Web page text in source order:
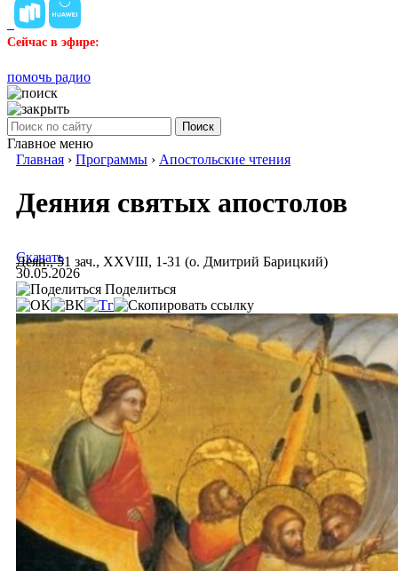
Сейчас в эфире:
помочь радио
Поиск
Главное меню
Главная › Программы › Апостольские чтения
Деяния святых апостолов
Деян., 51 зач., XXVIII, 1-31 (о. Дмитрий Барицкий)
Скачать
30.05.2026
Поделиться